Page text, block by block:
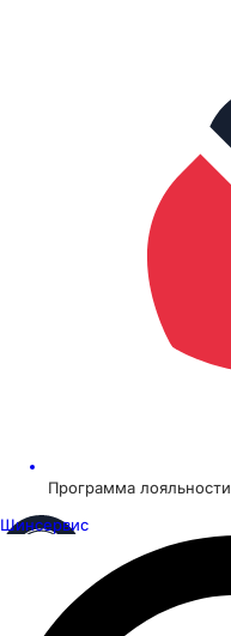
Программа лояльности
Шинсервис